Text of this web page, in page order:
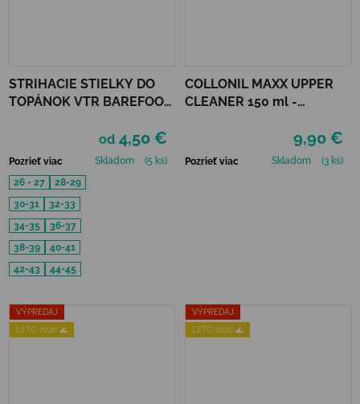
STRIHACIE STIELKY DO
TOPÁNOK VTR BAREFOOT
od 4,50 €
Pozrieť viac Skladom
(5 ks)
26 - 27
28-29
30-31
32-33
34-35
36-37
38-39
40-41
42-43
44-45
COLLONIL MAXX UPPER
CLEANER 150 ml -
9,90 €
Pozrieť viac Skladom (3 ks)
VÝPREDAJ
LETO 2026 🌊
VÝPREDAJ
LETO 2026 🌊